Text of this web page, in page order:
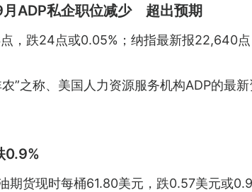
月ADP私企职位减少 超出预期
，跌24点或0.05%；纳指最新报22,640
”之称、美国人力资源服务机构ADP的最
0.9%
期货现时每桶61.80美元，跌0.57美元或